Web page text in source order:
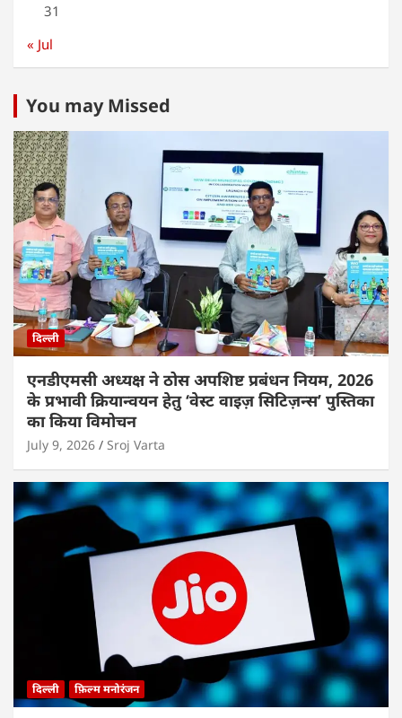
31
« Jul
You may Missed
दिल्ली
एनडीएमसी अध्यक्ष ने ठोस अपशिष्ट प्रबंधन नियम, 2026
के प्रभावी क्रियान्वयन हेतु ‘वेस्ट वाइज़ सिटिज़न्स’ पुस्तिका
का किया विमोचन
July 9, 2026 Sroj Varta
दिल्ली फ़िल्म मनोरंजन